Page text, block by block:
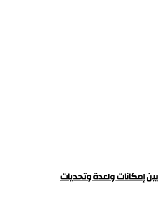
إمكانات واعدة وتحديات